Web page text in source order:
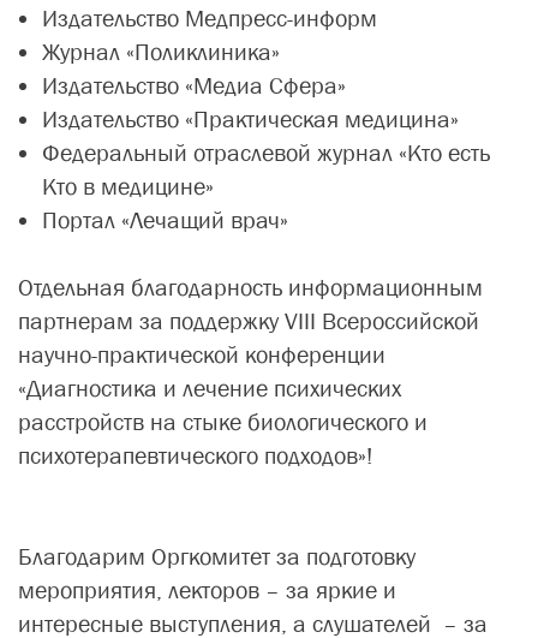
Издательство Медпресс-информ
Журнал «Поликлиника»
Издательство «Медиа Сфера»
Издательство «Практическая медицина»
Федеральный отраслевой журнал «Кто есть
Кто в медицине»
Портал «Лечащий врач»
Отдельная благодарность информационным
партнерам за поддержкуVIII Всероссийской
научно-практической конференции
«Диагностика и лечение психических
расстройств на стыке биологического и
психотерапевтического подходов»​!
Благодарим Оргкомитет за подготовку
мероприятия, лекторов – за яркие и
интересные выступления, а слушателей – за